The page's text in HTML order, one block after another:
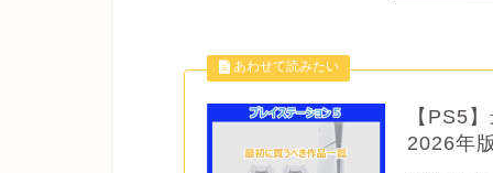
【PS5
2026年